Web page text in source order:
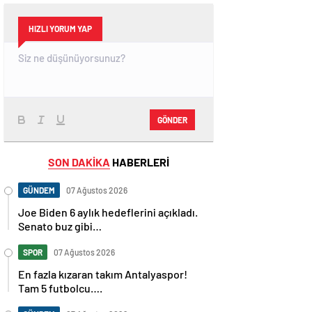
HIZLI YORUM YAP
GÖNDER
SON DAKİKA HABERLERİ
GÜNDEM 07 Ağustos 2026
Joe Biden 6 aylık hedeflerini açıkladı.
Senato buz gibi…
SPOR 07 Ağustos 2026
En fazla kızaran takım Antalyaspor!
Tam 5 futbolcu….